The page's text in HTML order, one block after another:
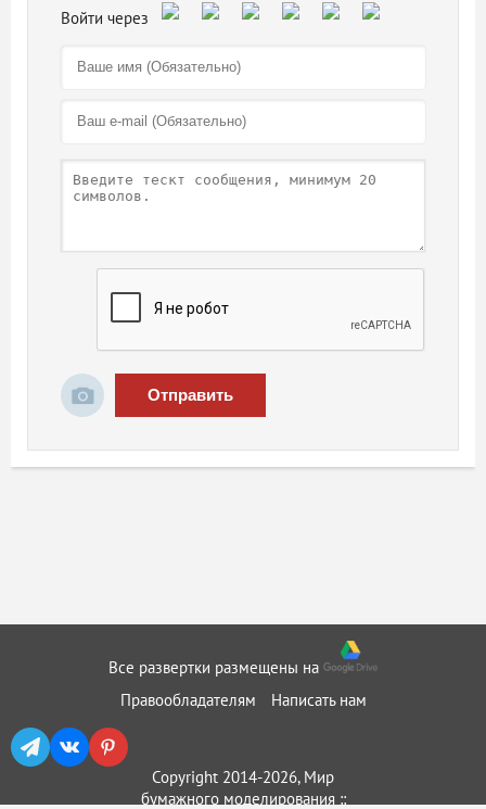
Отправить
Все развертки размещены на
Правообладателям
Написать нам
Copyright 2014-2026, Мир
бумажного моделирования ::